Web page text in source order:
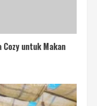
untuk Makan